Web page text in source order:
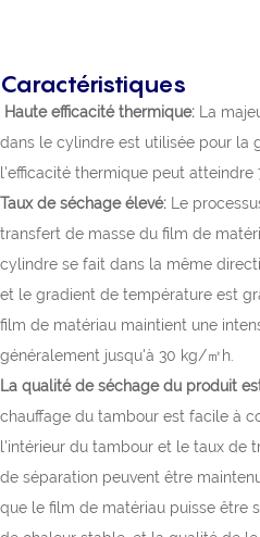
Caractéristiques
Haute efficacité thermique:
La
dans le cylindre est utilisée pour la
l'efficacité thermique peut atteindre
Taux de séchage élevé:
Le
transfert de masse du film de
cylindre se fait dans la même
et le gradient de température est
film de matériau maintient une
généralement jusqu'à 30 kg/㎡h.
La qualité de séchage du produit
chauffage du tambour est facile à
l'intérieur du tambour et le taux de
de séparation peuvent être
que le film de matériau puisse être